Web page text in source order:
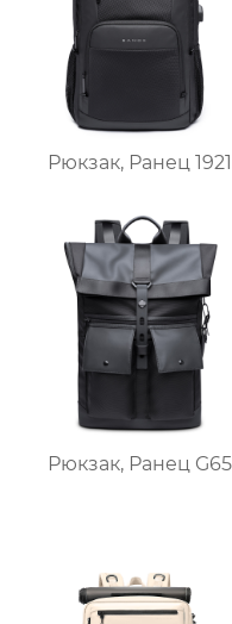
Рюкзак, Ранец 1921
Рюкзак, Ранец G65